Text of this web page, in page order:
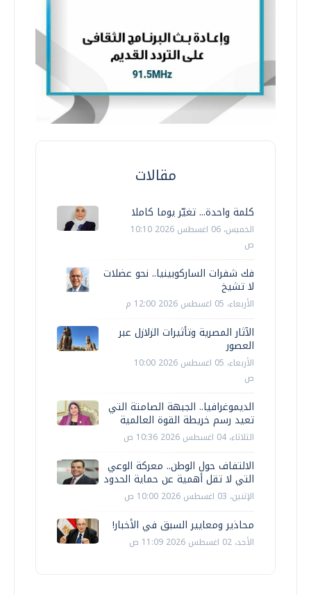
مقالات
كلمة واحدة... تغيّر يوما كاملا
الخميس، 06 اغسطس 2026 10:10
ص
فك شفرات الساركوبينيا.. نحو عضلات
لا تشيخ
الأربعاء، 05 اغسطس 2026 12:00 م
الآثار المصرية وتأثيرات الزلازل عبر
العصور
الأربعاء، 05 اغسطس 2026 10:00
ص
الديموغرافيا.. الجبهة الصامتة التي
تعيد رسم خريطة القوة العالمية
الثلاثاء، 04 اغسطس 2026 10:36 ص
الالتفاف حول الوطن.. معركة الوعي
التي لا تقل أهمية عن حماية الحدود
الإثنين، 03 اغسطس 2026 10:00 ص
محاذير ومعايير السبق في الأخبار!
الأحد، 02 اغسطس 2026 11:09 ص